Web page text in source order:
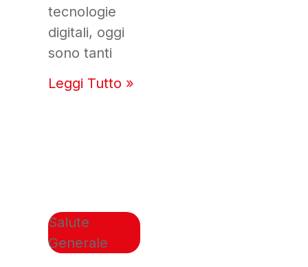
tecnologie
digitali, oggi
sono tanti
Leggi Tutto »
Salute
Generale